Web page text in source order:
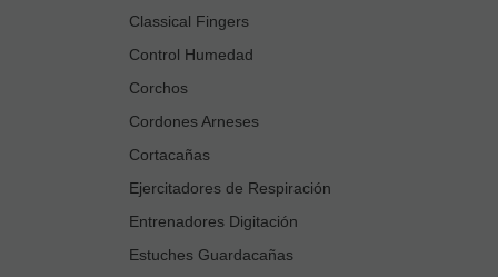
Classical Fingers
Control Humedad
Corchos
Cordones Arneses
Cortacañas
Ejercitadores de Respiración
Entrenadores Digitación
Estuches Guardacañas